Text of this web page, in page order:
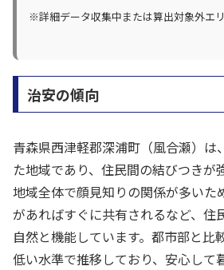
※詳細データ収集中または算出対象外エ
治安の傾向
青森県西津軽郡深浦町（風合瀬）は
た地域であり、住民間の結びつきが
地域全体で顔見知りの関係が多いた
があればすぐに共有されるなど、住
自然と機能しています。都市部と比
低い水準で推移しており、安心して